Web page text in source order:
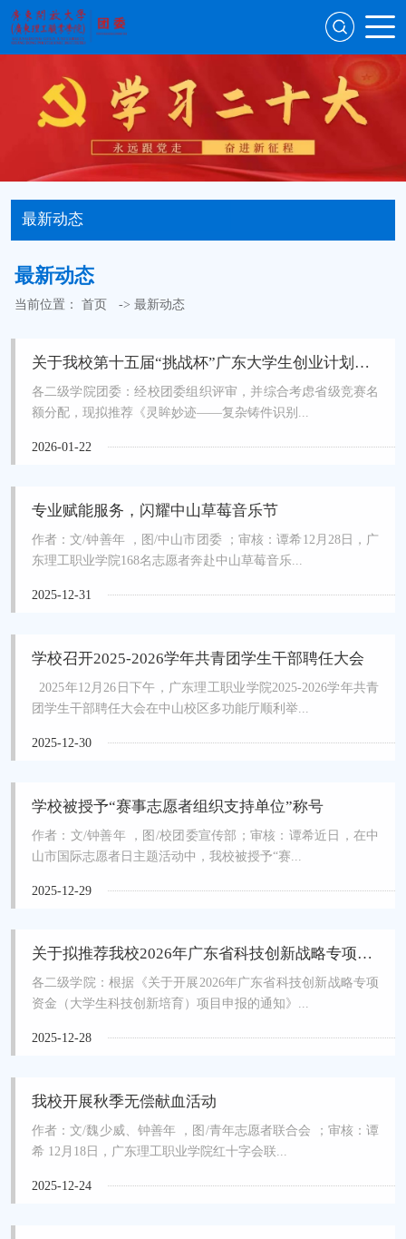
最新动态
最新动态
当前位置：首页 -> 最新动态
关于我校第十五届“挑战杯”广东大学生创业计划竞赛拟推荐作品公示
各二级学院团委：经校团委组织评审，并综合考虑省级竞赛名
额分配，现拟推荐《灵眸妙迹——复杂铸件识别...
2026-01-22
专业赋能服务，闪耀中山草莓音乐节
作者：文/钟善年 ，图/中山市团委 ；审核：谭希12月28日，广
东理工职业学院168名志愿者奔赴中山草莓音乐...
2025-12-31
学校召开2025-2026学年共青团学生干部聘任大会
2025年12月26日下午，广东理工职业学院2025-2026学年共青
团学生干部聘任大会在中山校区多功能厅顺利举...
2025-12-30
学校被授予“赛事志愿者组织支持单位”称号
作者：文/钟善年 ，图/校团委宣传部；审核：谭希近日，在中
山市国际志愿者日主题活动中，我校被授予“赛...
2025-12-29
关于拟推荐我校2026年广东省科技创新战略专项资金（大学生科技创新培育）作品的公示
各二级学院：根据《关于开展2026年广东省科技创新战略专项
资金（大学生科技创新培育）项目申报的通知》...
2025-12-28
我校开展秋季无偿献血活动
作者：文/魏少威、钟善年 ，图/青年志愿者联合会 ；审核：谭
希 12月18日，广东理工职业学院红十字会联...
2025-12-24